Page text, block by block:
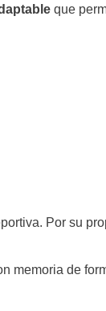
que
Por su
memoria de